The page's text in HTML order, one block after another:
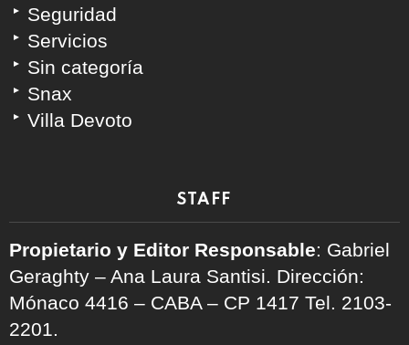
Seguridad
Servicios
Sin categoría
Snax
Villa Devoto
STAFF
Propietario y Editor Responsable: Gabriel
Geraghty – Ana Laura Santisi. Dirección:
Mónaco 4416 – CABA – CP 1417 Tel. 2103-
2201.